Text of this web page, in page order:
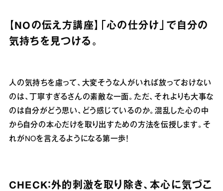
【NOの伝え方講座】「心の仕分け」で自分の
気持ちを見つける。
人の気持ちを慮って、大変そうな人がいれば放っておけない
のは、丁寧すぎるさんの素敵な一面。ただ、それよりも大事な
のは自分がどう思い、どう感じているのか。混乱した心の中
から自分の本心だけを取り出すための方法を伝授します。そ
れがNOを言えるようになる第一歩！
CHECK：外的刺激を取り除き、本心に気づこ